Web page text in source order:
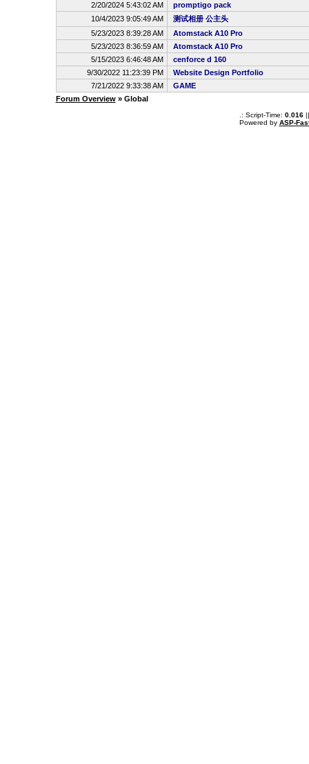
2/20/2024 5:43:02 AM
promptigo pack
10/4/2023 9:05:49 AM
测试相册 公主头
5/23/2023 8:39:28 AM
Atomstack A10 Pro
5/23/2023 8:36:59 AM
Atomstack A10 Pro
5/15/2023 6:46:48 AM
cenforce d 160
9/30/2022 11:23:39 PM
Website Design Portfolio
7/21/2022 9:33:38 AM
GAME
Forum Overview» Global
.: Script-Time: 0.016||
Powered by ASP-